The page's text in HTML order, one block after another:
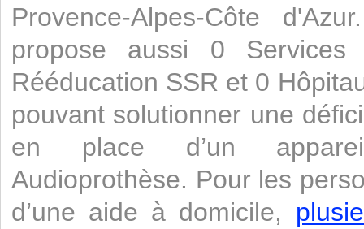
Provence-Alpes-Côte
propose aussi 0
Rééducation SSR et 0
pouvant solutionner une
en place d’un
Audioprothèse. Pour les
d’une aide à domicile,